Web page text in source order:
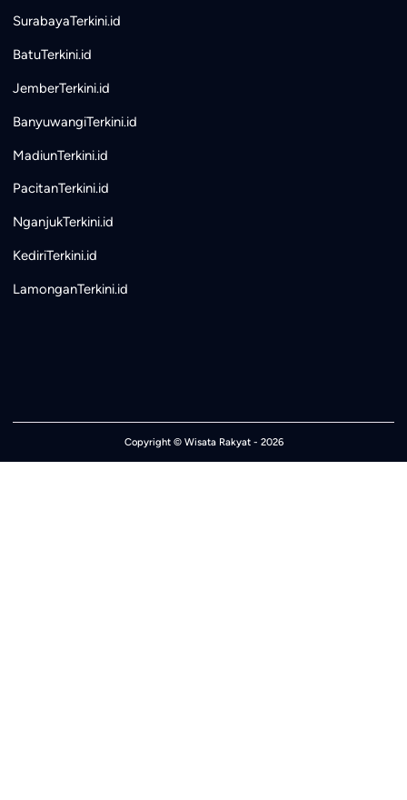
SurabayaTerkini.id
BatuTerkini.id
JemberTerkini.id
BanyuwangiTerkini.id
MadiunTerkini.id
PacitanTerkini.id
NganjukTerkini.id
KediriTerkini.id
LamonganTerkini.id
Copyright © Wisata Rakyat- 2026